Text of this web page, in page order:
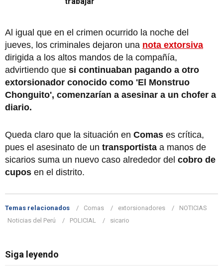
Al igual que en el crimen ocurrido la noche del
jueves, los criminales dejaron una nota extorsiva
dirigida a los altos mandos de la compañía,
advirtiendo que si continuaban pagando a otro
extorsionador conocido como 'El Monstruo
Chonguito', comenzarían a asesinar a un chofer a
diario.
Queda claro que la situación en Comas es crítica,
pues el asesinato de un transportista a manos de
sicarios suma un nuevo caso alrededor del cobro de
cupos en el distrito.
Temas relacionados Comas extorsionadores
NOTICIAS
Noticias del Perú
POLICIAL sicario
Siga leyendo